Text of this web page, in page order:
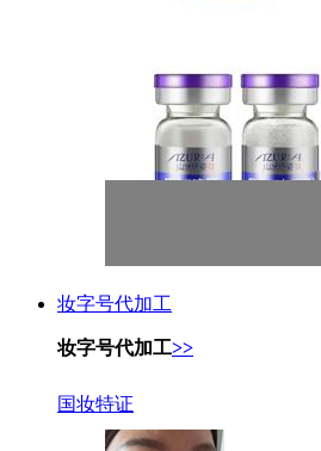
妆字号代加工
妆字号代加工>>
国妆特证